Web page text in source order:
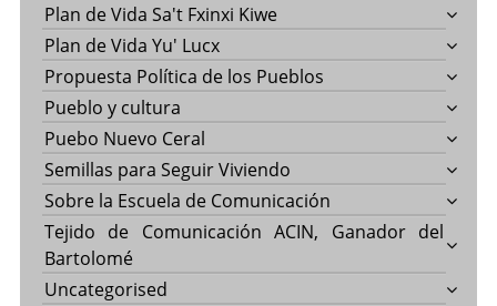
Plan de Vida Sa't Fxinxi Kiwe
Plan de Vida Yu' Lucx
Propuesta Política de los Pueblos
Pueblo y cultura
Puebo Nuevo Ceral
Semillas para Seguir Viviendo
Sobre la Escuela de Comunicación
Tejido de Comunicación ACIN, Ganador del
Bartolomé
Uncategorised